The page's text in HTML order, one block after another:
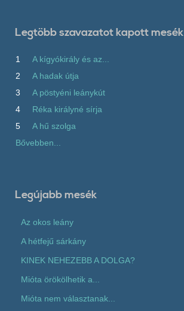
Legtöbb szavazatot kapott mesék
1
A kígyókirály és az...
2
A hadak útja
3
A pöstyéni leánykút
4
Réka királyné sírja
5
A hű szolga
Bővebben...
Legújabb mesék
Az okos leány
A hétfejű sárkány
KINEK NEHEZEBB A DOLGA?
Mióta örökölhetik a...
Mióta nem választanak...